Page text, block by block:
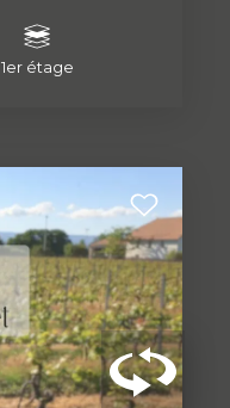
1er étage